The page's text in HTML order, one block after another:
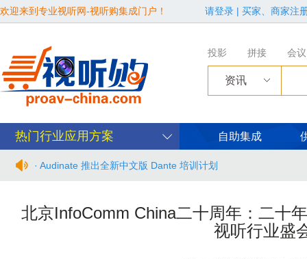
欢迎来到专业视听网-视听购集成门户！ 请登录 | 买家、商家注
投影 拼接 会议
资讯
热门行业应用方案 自助集成
· Audinate 推出全新中文版 Dante 培训计划
· 从“看见全貌”到“身心共感” | “壁彩京华”第三场展览在松下安恒
北京InfoComm China二十周年：二十
视听行业盛